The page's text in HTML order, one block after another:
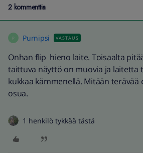
2 kommenttia
P Purnipsi VASTAUS
Onhan flip hieno laite. Toisaalta
taittuva näyttö on muovia ja laitetta
kukkaa kämmenellä. Mitään terävää
osua.
1 henkilö tykkää tästä